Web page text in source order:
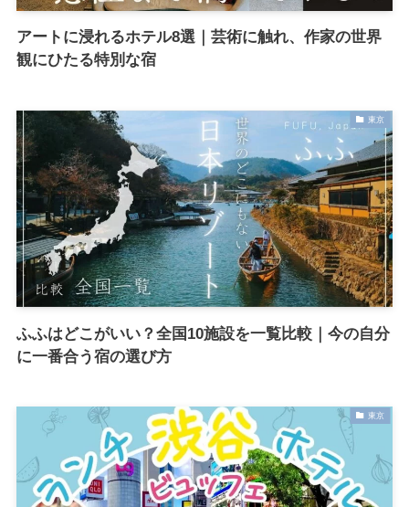
アートに浸れるホテル8選｜芸術に触れ、作家の世界
観にひたる特別な宿
東京
ふふはどこがいい？全国10施設を一覧比較｜今の自分
に一番合う宿の選び方
東京